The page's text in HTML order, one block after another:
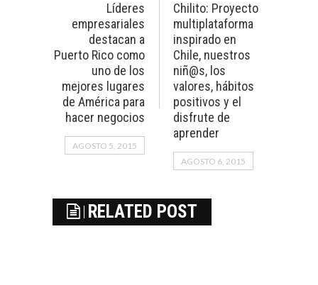
Líderes
empresariales
destacan a
Puerto Rico como
uno de los
mejores lugares
de América para
hacer negocios
AGOSTO 5, 2015
Chilito: Proyecto
multiplataforma
inspirado en
Chile, nuestros
niñ@s, los
valores, hábitos
positivos y el
disfrute de
aprender
AGOSTO 6, 2015
RELATED POST